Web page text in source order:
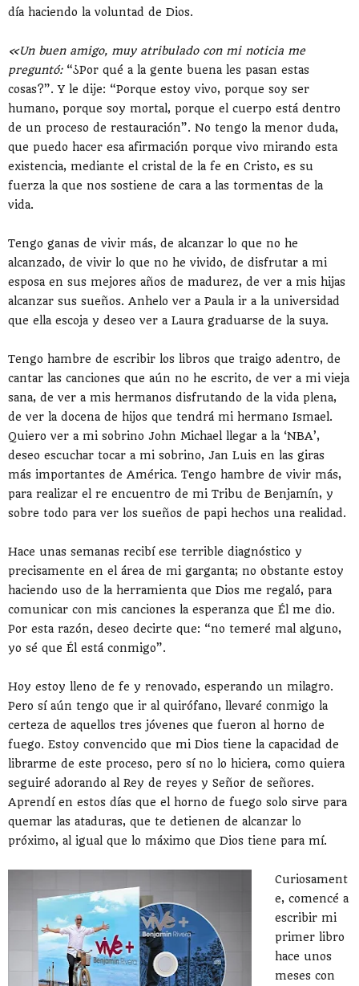
día haciendo la voluntad de Dios.
«Un buen amigo, muy atribulado con mi noticia me
preguntó: “¿Por qué a la gente buena les pasan estas
cosas?”. Y le dije: “Porque estoy vivo, porque soy ser
humano, porque soy mortal, porque el cuerpo está dentro
de un proceso de restauración”. No tengo la menor duda,
que puedo hacer esa afirmación porque vivo mirando esta
existencia, mediante el cristal de la fe en Cristo, es su
fuerza la que nos sostiene de cara a las tormentas de la
vida.
Tengo ganas de vivir más, de alcanzar lo que no he
alcanzado, de vivir lo que no he vivido, de disfrutar a mi
esposa en sus mejores años de madurez, de ver a mis hijas
alcanzar sus sueños. Anhelo ver a Paula ir a la universidad
que ella escoja y deseo ver a Laura graduarse de la suya.
Tengo hambre de escribir los libros que traigo adentro, de
cantar las canciones que aún no he escrito, de ver a mi vieja
sana, de ver a mis hermanos disfrutando de la vida plena,
de ver la docena de hijos que tendrá mi hermano Ismael.
Quiero ver a mi sobrino John Michael llegar a la ‘NBA’,
deseo escuchar tocar a mi sobrino, Jan Luis en las giras
más importantes de América. Tengo hambre de vivir más,
para realizar el re encuentro de mi Tribu de Benjamín, y
sobre todo para ver los sueños de papi hechos una realidad.
Hace unas semanas recibí ese terrible diagnóstico y
precisamente en el área de mi garganta; no obstante estoy
haciendo uso de la herramienta que Dios me regaló, para
comunicar con mis canciones la esperanza que Él me dio.
Por esta razón, deseo decirte que: “no temeré mal alguno,
yo sé que Él está conmigo”.
Hoy estoy lleno de fe y renovado, esperando un milagro.
Pero sí aún tengo que ir al quirófano, llevaré conmigo la
certeza de aquellos tres jóvenes que fueron al horno de
fuego. Estoy convencido que mi Dios tiene la capacidad de
librarme de este proceso, pero sí no lo hiciera, como quiera
seguiré adorando al Rey de reyes y Señor de señores.
Aprendí en estos días que el horno de fuego solo sirve para
quemar las ataduras, que te detienen de alcanzar lo
próximo, al igual que lo máximo que Dios tiene para mí.
Curiosament
e, comencé a
escribir mi
primer libro
hace unos
meses con